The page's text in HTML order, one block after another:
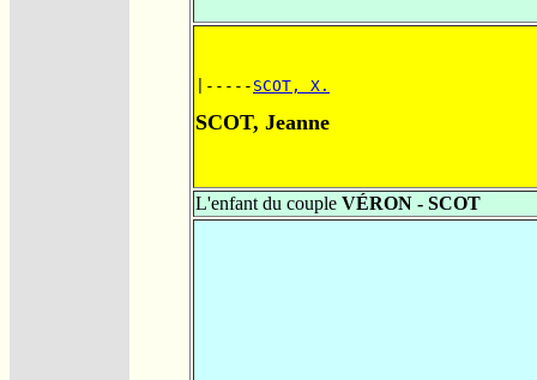
|----- SCOT, X.
SCOT, Jeanne
L'enfant du couple VÉRON - SCOT